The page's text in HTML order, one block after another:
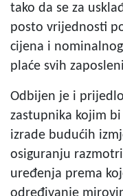
tako da se za
posto vrijednosti
cijena i
plaće svih
Odbijen je i
zastupnika kojim
izrade budućih
osiguranju
uređenja prema
određivanje